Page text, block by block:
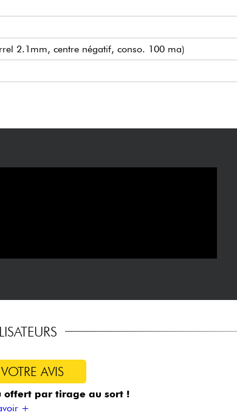
2.1mm, centre négatif, conso. 100 ma)
AVIS
offert par tirage au sort !
+